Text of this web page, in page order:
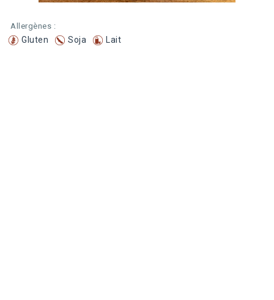
Allergènes :
Gluten Soja Lait